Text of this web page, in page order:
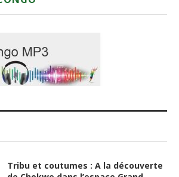
Tribu et coutumes : A la découverte